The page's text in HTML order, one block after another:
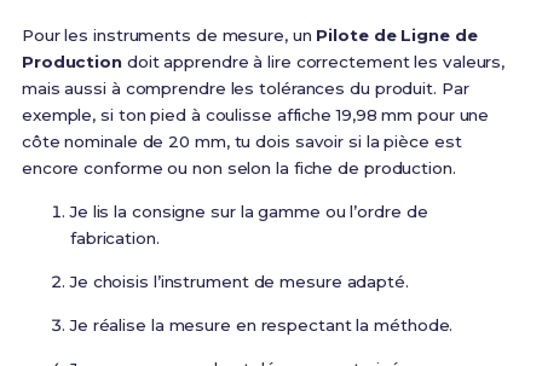
Pour les instruments de mesure, un Pilote de Ligne de
Productiondoit apprendre à lire correctement les valeurs,
mais aussi à comprendre les tolérances du produit. Par
exemple, si ton pied à coulisse affiche 19,98 mm pour une
côte nominale de 20 mm, tu dois savoir si la pièce est
encore conforme ou non selon la fiche de production.
Je lis la consigne sur la gamme ou l’ordre de
fabrication.
Je choisis l’instrument de mesure adapté.
Je réalise la mesure en respectant la méthode.